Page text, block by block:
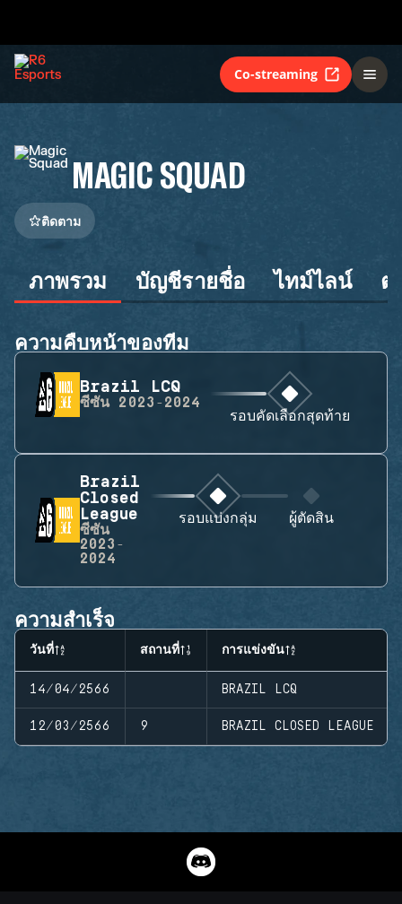
Co-streaming
MAGIC SQUAD
ติดตาม
ภาพรวม บัญชีรายชื่อ ไทม์ไลน์ ต
ความคืบหน้าของทีม
Brazil LCQ
ซีซัน 2023-2024
รอบคัดเลือกสุดท้าย
Brazil
Closed
League
ซีซัน
2023-
2024
รอบแบ่งกลุ่ม ผู้ตัดสิน
ความสำเร็จ
วันที่ สถานที่ การแข่งขัน
14/04/2566 BRAZIL LCQ
12/03/2566 9 BRAZIL CLOSED LEAGUE